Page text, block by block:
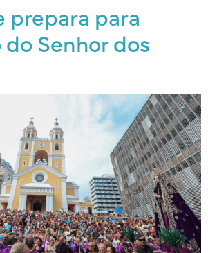
prepara para
Senhor dos